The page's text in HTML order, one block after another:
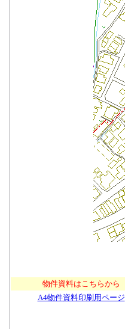
物件資料はこちらから
A4物件資料印刷用ページ